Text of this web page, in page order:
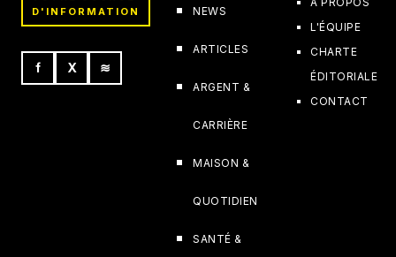
D'INFORMATION
f X ≋
NEWS
ARTICLES
ARGENT &
CARRIÈRE
MAISON &
QUOTIDIEN
SANTÉ &
L'ÉQUIPE
CHARTE
ÉDITORIALE
CONTACT